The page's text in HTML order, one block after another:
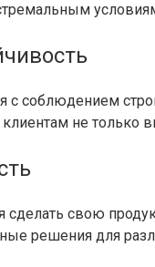
с соблюдением
не только
сделать свою
решения для